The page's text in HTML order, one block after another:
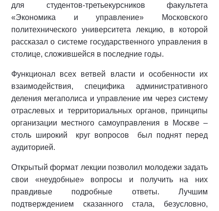
для студентов-третьекурсников факультета
«Экономика и управление» Московского
политехнического университета лекцию, в которой
рассказал о системе государственного управления в
столице, сложившейся в последние годы.
Функционал всех ветвей власти и особенности их
взаимодействия, специфика административного
деления мегаполиса и управление им через систему
отраслевых и территориальных органов, принципы
организации местного самоуправления в Москве –
столь широкий круг вопросов был поднят перед
аудиторией.
Открытый формат лекции позволил молодежи задать
свои «неудобные» вопросы и получить на них
правдивые подробные ответы. Лучшим
подтверждением сказанного стала, безусловно,